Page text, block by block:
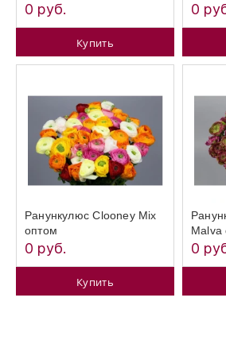
0 руб.
Купить
0
Ранункулюс Clooney Mix
оптом
0 руб.
Купить
Malva
0